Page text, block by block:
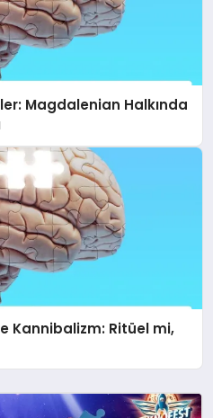
Magdalenian Halkında
Kannibalizm: Ritüel mi,